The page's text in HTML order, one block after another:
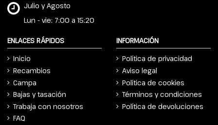
Julio y Agosto
Lun - vie: 7:00 a 15:20
ENLACES RÁPIDOS
Inicio
Recambios
Campa
Bajas y tasación
Trabaja con nosotros
FAQ
INFORMACIÓN
Política de privacidad
Aviso legal
Política de cookies
Términos y condiciones
Política de devoluciones